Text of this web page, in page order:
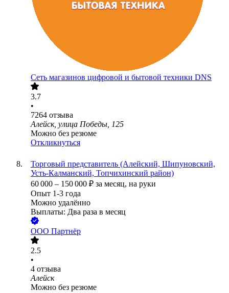
Сеть магазинов цифровой и бытовой техники DNS
3.7
•
7264 отзыва
Алейск, улица Победы, 125
Можно без резюме
Откликнуться
Торговый представитель (Алейский, Шипуновский,
Усть-Калманский, Топчихинский район)
60 000 – 150 000 ₽ за месяц, на руки
Опыт 1-3 года
Можно удалённо
Выплаты: Два раза в месяц
ООО Партнёр
2.5
•
4 отзыва
Алейск
Можно без резюме